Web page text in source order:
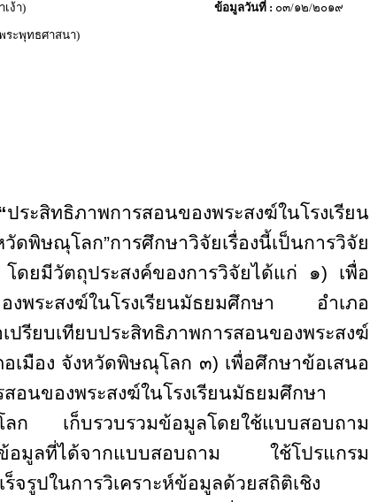
ง้า) ข้อมูลวันที่ : ๐๓/๑๒/๒๐๑๙
ะพุทธศาสนา)
ประสิทธิภาพการสอนของพระสงฆ์ในโรงเรียน
วัดพิษณุโลก”การศึกษาวิจัยเรื่องนี้เป็นการวิจัย
โดยมีวัตถุประสงค์ของการวิจัยได้แก่ ๑) เพื่อ
งพระสงฆ์ในโรงเรียนมัธยมศึกษา อำเภอ
รียบเทียบประสิทธิภาพการสอนของพระสงฆ์
อเมือง จังหวัดพิษณุโลก ๓) เพื่อศึกษาข้อเสนอ
อนของพระสงฆ์ในโรงเรียนมัธยมศึกษา
ก เก็บรวบรวมข้อมูลโดยใช้แบบสอบถาม
ข้อมูลที่ได้จากแบบสอบถาม ใช้โปรแกรม
จรูปในการวิเคราะห์ข้อมูลด้วยสถิติเชิง